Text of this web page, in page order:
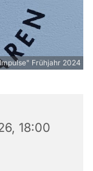
Frühjahr 2024
18:00